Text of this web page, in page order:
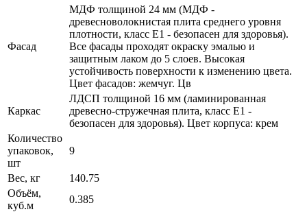
Фасад
МДФ толщиной 24 мм (МДФ -
древесноволокнистая плита среднего уровня
плотности, класс E1 - безопасен для здоровья).
Все фасады проходят окраску эмалью и
защитным лаком до 5 слоев. Высокая
устойчивость поверхности к изменению цвета.
Цвет фасадов: жемчуг. Цв
Каркас
ЛДСП толщиной 16 мм (ламинированная
древесно-стружечная плита, класс E1 -
безопасен для здоровья). Цвет корпуса: крем
Количество
упаковок,
шт
9
Вес, кг
140.75
Объём,
куб.м
0.385